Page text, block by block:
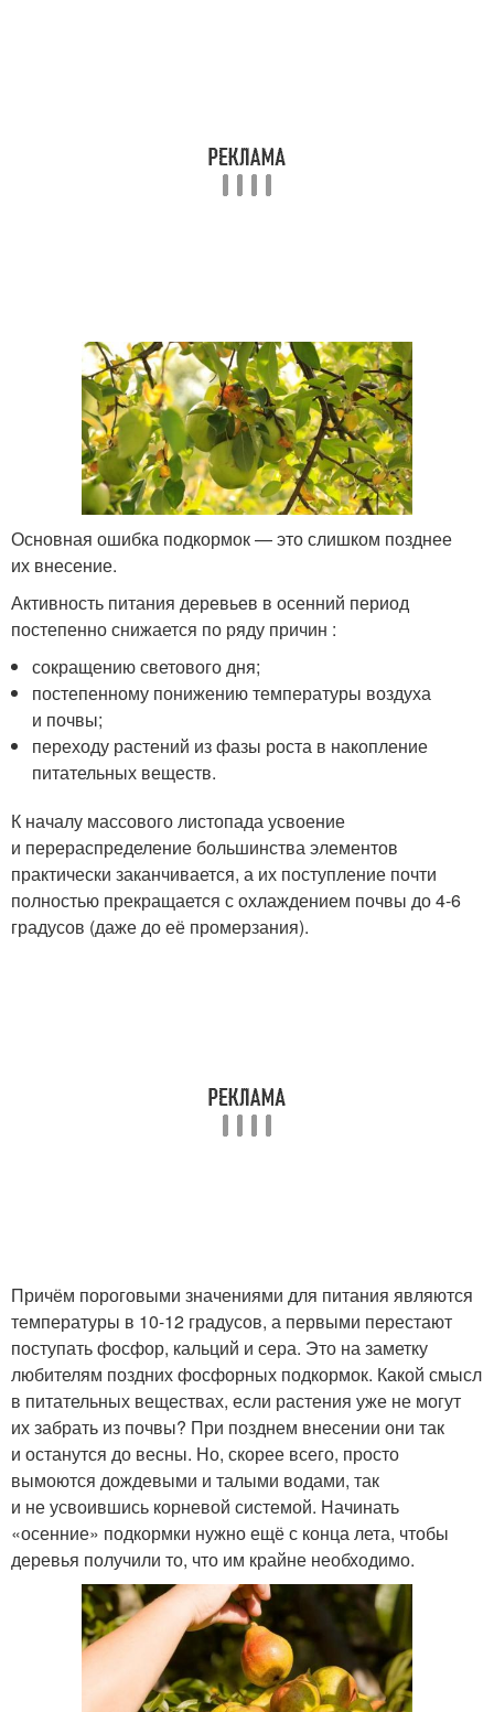
Основная ошибка подкормок — это слишком позднее
их внесение.
Активность питания деревьев в осенний период
постепенно снижается по ряду причин :
сокращению светового дня;
постепенному понижению температуры воздуха
и почвы;
переходу растений из фазы роста в накопление
питательных веществ.
К началу массового листопада усвоение
и перераспределение большинства элементов
практически заканчивается, а их поступление почти
полностью прекращается с охлаждением почвы до 4-6
градусов (даже до её промерзания).
Причём пороговыми значениями для питания являются
температуры в 10-12 градусов, а первыми перестают
поступать фосфор, кальций и сера. Это на заметку
любителям поздних фосфорных подкормок. Какой смысл
в питательных веществах, если растения уже не могут
их забрать из почвы? При позднем внесении они так
и останутся до весны. Но, скорее всего, просто
вымоются дождевыми и талыми водами, так
и не усвоившись корневой системой. Начинать
«осенние» подкормки нужно ещё с конца лета, чтобы
деревья получили то, что им крайне необходимо.